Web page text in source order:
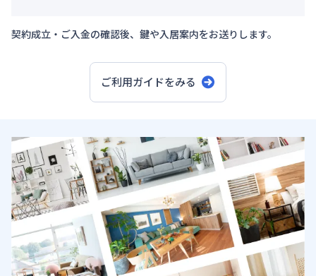
契約成立・ご入金の確認後、鍵や入居案内をお送りします。
ご利用ガイドをみる